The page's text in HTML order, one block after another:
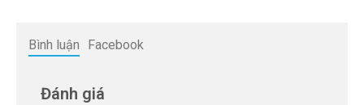
Bình luận Facebook
Đánh giá